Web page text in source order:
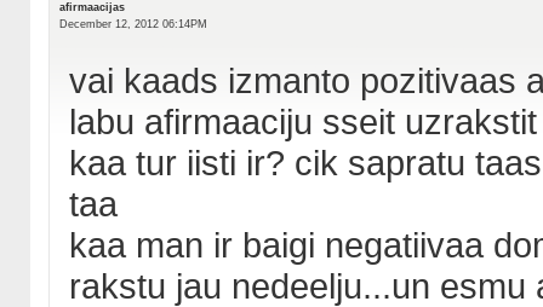
afirmaacijas
December 12, 2012 06:14PM
vai kaads izmanto pozitivaas
labu afirmaaciju sseit
kaa tur iisti ir? cik sapratu
taa
kaa man ir baigi negatiivaa
rakstu jau nedeelju...un